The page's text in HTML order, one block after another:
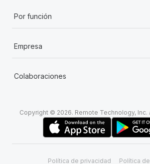
Por función
Empresa
Colaboraciones
Copyright © 2026. Remote Technology, Inc.
Política de privacidad Política